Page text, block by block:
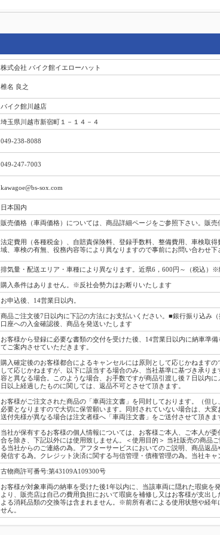
株式会社 バイク館イエローハット
椎名 良之
バイク館川越店
埼玉県川越市新宿町１－１４－４
049-238-8088
049-247-7003
kawagoe@bs-sox.com
日本国内
販売価格（車両価格）については、商品詳細ページをご参照下さい。販
法定費用（各種税金）、自賠責保険料、登録手数料、整備費用、車検取
域、車検の有無、役務内容等により異なりますので事前にお問い合わせ下
排気量・配送エリア・車種により異なります。近県6，600円～（税込）
購入条件はありません。※反社会勢力はお断りいたします
お申込後、14営業日以内。
商品ご注文後7日以内に下記の方法にお支払いください。■銀行振り込み
口座への入金確認後、商品を発送いたします
お客様から登録に必要な書類の交付を受けた後、14営業日以内に納車準
てご案内させていただきます。
購入確定後のお客様都合によるキャンセルには原則として応じかねます
して応じかねますが、以下に該当する場合のみ、当社基準に基づき承り
容と異なる場合。このような場合、お手数ですが商品引渡し後７日以内
日以上経過したものに関しては、返品不可とさせて頂きます。
お客様がご注文された商品の「車両注文書」を同封しております。（但
必要となりますので大切に保管願います。同封されていない場合は、大
送付先様が異なる場合は注文者様へ「車両注文書」をご送付させて頂きま
当社が保有するお客様の個人情報については、お客様ご本人、ご本人が
合を除き、下記以外には使用致しません。＜使用目的＞ 当社販売の商品
る当社からのご連絡の為。アフターサービスにおいてのご説明、商品返
発信する為。クレジット決済に関する与信管理・債権管理の為。当社キャ
古物商許可番号:第43109A109300号
お客様が対象車両の納車を受けた後1年以内に、当該車両に隠れた瑕疵
より、販売店は自己の費用負担において瑕疵を補修し又はお客様が支出
よる消耗品類の交換等は含まれません。※前所有者による使用状態や経
せん。